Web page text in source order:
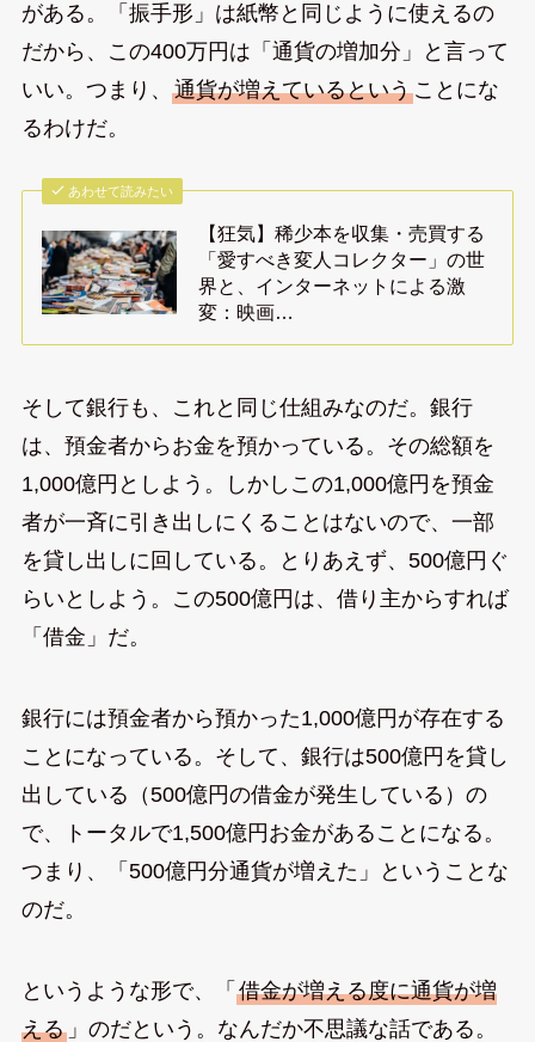
がある。「振手形」は紙幣と同じように使えるの
だから、この400万円は「通貨の増加分」と言って
いい。つまり、 通貨が増えているということにな
るわけだ。
あわせて読みたい
【狂気】稀少本を収集・売買する
「愛すべき変人コレクター」の世
界と、インターネットによる激
変：映画…
そして銀行も、これと同じ仕組みなのだ。銀行
は、預金者からお金を預かっている。その総額を
1,000億円としよう。しかしこの1,000億円を預金
者が一斉に引き出しにくることはないので、一部
を貸し出しに回している。とりあえず、500億円ぐ
らいとしよう。この500億円は、借り主からすれば
「借金」だ。
銀行には預金者から預かった1,000億円が存在する
ことになっている。そして、銀行は500億円を貸し
出している（500億円の借金が発生している）の
で、トータルで1,500億円お金があることになる。
つまり、「500億円分通貨が増えた」ということな
のだ。
というような形で、「 借金が増える度に通貨が増
える」のだという。なんだか不思議な話である。